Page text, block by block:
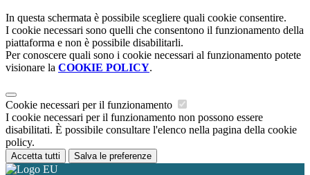
In questa schermata è possibile scegliere quali cookie consentire.
I cookie necessari sono quelli che consentono il funzionamento della
piattaforma e non è possibile disabilitarli.
Per conoscere quali sono i cookie necessari al funzionamento potete
visionare la COOKIE POLICY.
Cookie necessari per il funzionamento
I cookie necessari per il funzionamento non possono essere
disabilitati. È possibile consultare l'elenco nella pagina della cookie
policy.
Accetta tutti Salva le preferenze